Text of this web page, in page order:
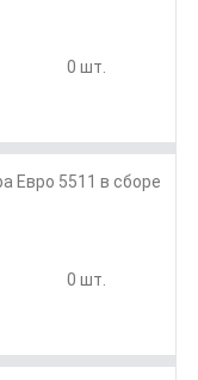
0 шт.
Евро 5511 в сборе
0 шт.